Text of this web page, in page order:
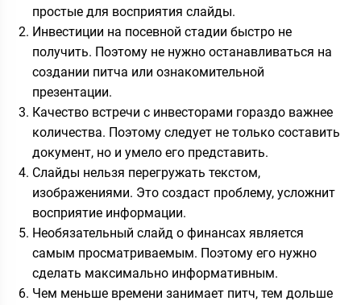
простые для восприятия слайды.
Инвестиции на посевной стадии быстро не
получить. Поэтому не нужно останавливаться на
создании питча или ознакомительной
презентации.
Качество встречи с инвесторами гораздо важнее
количества. Поэтому следует не только составить
документ, но и умело его представить.
Слайды нельзя перегружать текстом,
изображениями. Это создаст проблему, усложнит
восприятие информации.
Необязательный слайд о финансах является
самым просматриваемым. Поэтому его нужно
сделать максимально информативным.
Чем меньше времени занимает питч, тем дольше